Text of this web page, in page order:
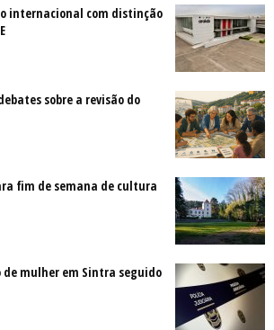
internacional com distinção
sobre a revisão do
fim de semana de cultura
mulher em Sintra seguido